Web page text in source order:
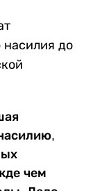
насилия до
чем